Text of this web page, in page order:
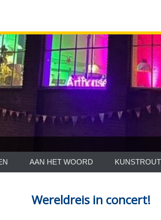
AAN HET WOORD
Wereldreis in concert!